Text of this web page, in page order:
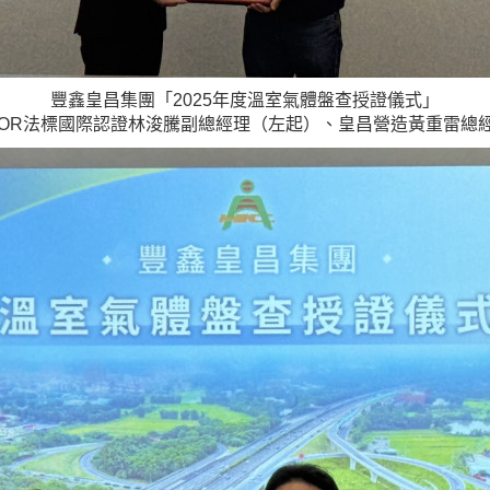
豐鑫皇昌集團「2025年度溫室氣體盤查授證儀式」
法標國際認證林浚騰副總經理（左起）、皇昌營造黃重雷總